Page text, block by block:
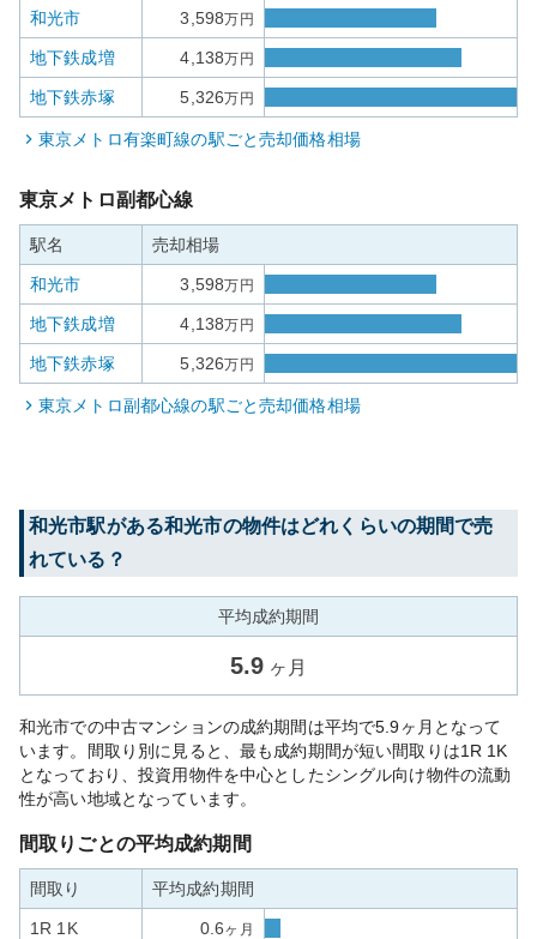
和光市 3,598万円
地下鉄成増 4,138万円
地下鉄赤塚 5,326万円
東京メトロ有楽町線の駅ごと売却価格相場
東京メトロ副都心線
駅名 売却相場
和光市 3,598万円
地下鉄成増 4,138万円
地下鉄赤塚 5,326万円
東京メトロ副都心線の駅ごと売却価格相場
和光市駅がある和光市の物件はどれくらいの期間で売
れている？
平均成約期間
5.9 ヶ月
和光市での中古マンションの成約期間は平均で5.9ヶ月となって
います。間取り別に見ると、最も成約期間が短い間取りは1R 1K
となっており、投資用物件を中心としたシングル向け物件の流動
性が高い地域となっています。
間取りごとの平均成約期間
間取り 平均成約期間
1R 1K 0.6ヶ月